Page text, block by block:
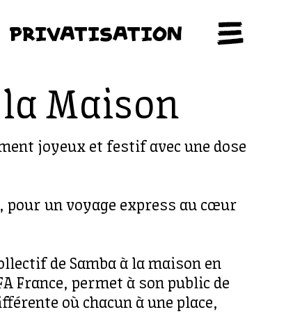
PRIVATISATION
Maison
joyeux et festif avec une dose
pour un voyage express au cœur
de Samba à la maison en
France, permet à son public de
où chacun à une place,